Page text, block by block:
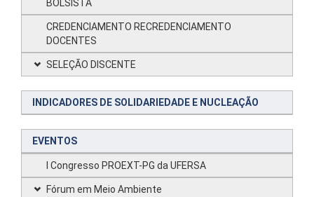
BOLSISTA
CREDENCIAMENTO RECREDENCIAMENTO
DOCENTES
SELEÇÃO DISCENTE
INDICADORES DE SOLIDARIEDADE E NUCLEAÇÃO
EVENTOS
I Congresso PROEXT-PG da UFERSA
Fórum em Meio Ambiente